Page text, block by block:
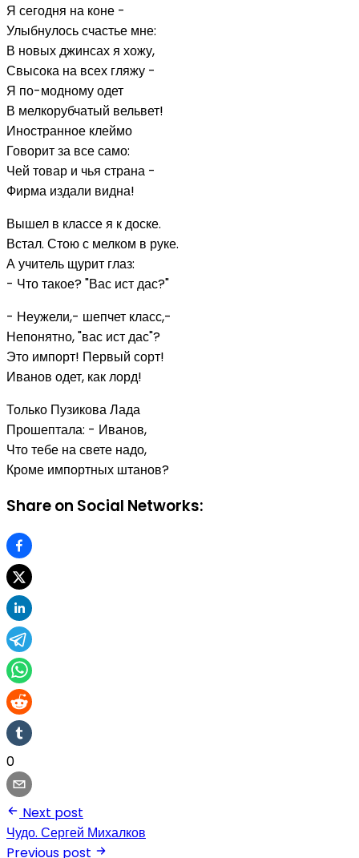
Я сегодня на коне -
Улыбнулось счастье мне:
В новых джинсах я хожу,
Свысока на всех гляжу -
Я по-модному одет
В мелкорубчатый вельвет!
Иностранное клеймо
Говорит за все само:
Чей товар и чья страна -
Фирма издали видна!
Вышел в классе я к доске.
Встал. Стою с мелком в руке.
А учитель щурит глаз:
- Что такое? "Вас ист дас?"
- Неужели,- шепчет класс,-
Непонятно, "вас ист дас"?
Это импорт! Первый сорт!
Иванов одет, как лорд!
Только Пузикова Лада
Прошептала: - Иванов,
Что тебе на свете надо,
Кроме импортных штанов?
Share on Social Networks:
0
Next post
Чудо. Сергей Михалков
Previous post